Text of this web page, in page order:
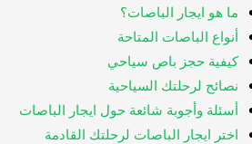
ما هو ايجار الباصات؟
أنواع الباصات المتاحة
كيفية حجز باص سياحي
نصائح لرحلتك السياحية
أسئلة وأجوبة شائعة حول ايجار الباصات
اختر ايجار الباصات لرحلتك القادمة